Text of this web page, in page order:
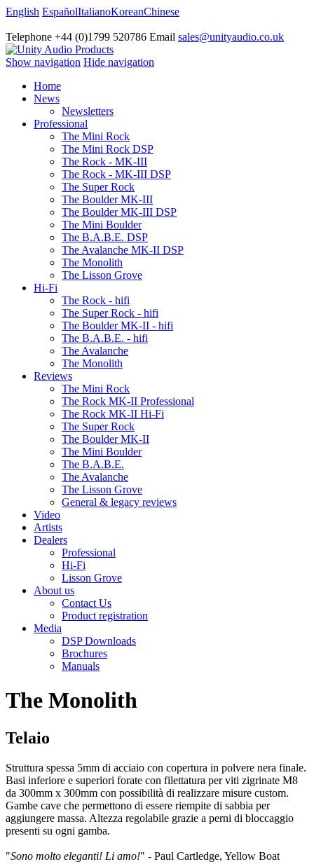
English EspañolItalianoKoreanChinese
Telephone +44 (0)1799 520786 Email sales@unityaudio.co.uk
Show navigation Hide navigation
Home
News
Newsletters
Professional
The Mini Rock
The Mini Rock DSP
The Rock - MK-III
The Rock - MK-III DSP
The Super Rock
The Boulder MK-III
The Boulder MK-III DSP
The Mini Boulder
The B.A.B.E. DSP
The Avalanche MK-II DSP
The Monolith
The Lisson Grove
Hi-Fi
The Rock - hifi
The Super Rock - hifi
The Boulder MK-II - hifi
The B.A.B.E. - hifi
The Avalanche
The Monolith
Reviews
The Mini Rock
The Rock MK-II Professional
The Rock MK-II Hi-Fi
The Super Rock
The Boulder MK-II
The Mini Boulder
The B.A.B.E.
The Avalanche
The Lisson Grove
General & legacy reviews
Video
Artists
Dealers
Professional
Hi-Fi
Lisson Grove
About us
Contact Us
Product registration
Media
DSP Downloads
Brochures
Manuals
The Monolith
Telaio
Struttura spessa 5mm di acciaio con copertura in polvere nera finale.
Basi inferiore e superiori forate con filettatura per viti zigrinate M8
da 300mm x 300mm con possibilità di realizzare misure custom.
Gambe cave che permettono di essere riempite di sabbia per
aggiungere massa. Altezza regolabile grazie a perni di bloccaggio
presenti su ogni gamba.
"Sono molto eleganti! Li amo!" - Paul Cartledge, Yellow Boat